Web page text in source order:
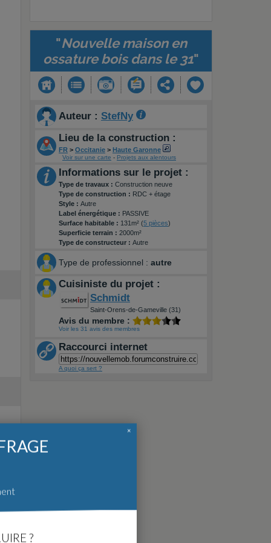
"Nouvelle maison en
ossature bois dans le 31"
Auteur : StefNy
Lieu de la construction :
FR > Occitanie > Haute Garonne
Voir sur une carte - Projets aux alentours
Informations sur le projet :
Type de travaux : Construction neuve
Type de construction : RDC + étage
Style : Autre
Label énergétique : PASSIVE
Surface habitable : 131m² (5 pièces)
Superficie terrain : 2000m²
Type de constructeur : Autre
Type de professionnel : autre
Cuisiniste du projet :
Schmidt
Saint-Orens-de-Gameville (31)
Avis du membre :
Voir les 31 avis des membres
Raccourci internet
A quoi ça sert ?
?
×